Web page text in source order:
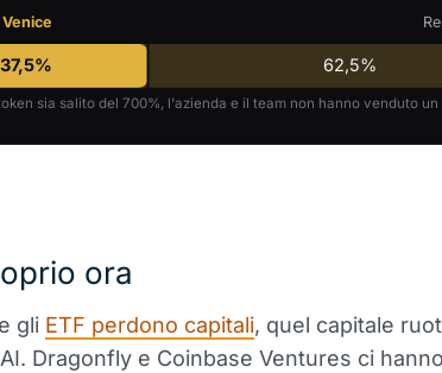
37,5% 62,5%
sia salito del 700%, l'azienda e il team non hanno venduto un
ora
gli ETF perdono capitali, quel capitale
Dragonfly e Coinbase Ventures ci